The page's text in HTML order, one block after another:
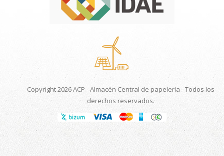
Copyright 2026 ACP - Almacén Central de papelería - Todos los
derechos reservados.